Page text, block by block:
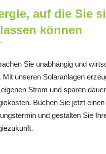
auf die Sie
können
Sie unabhängig und
Mit unseren Solaranlagen
Strom und sparen
Buchen Sie jetzt einen
und gestalten Sie